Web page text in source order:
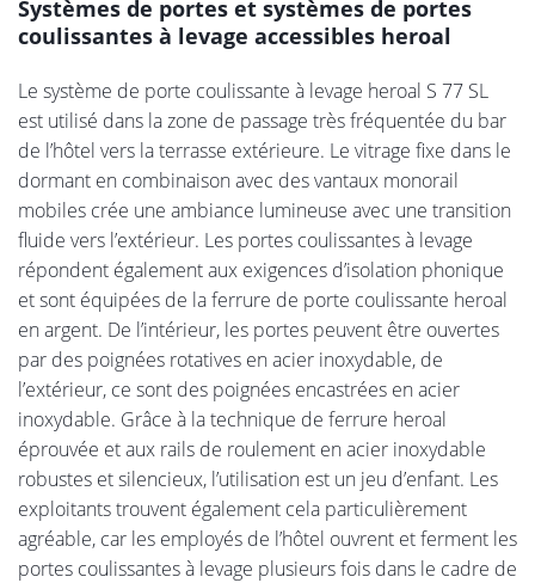
Systèmes de portes et systèmes de portes
coulissantes à levage accessibles heroal
Le système de porte coulissante à levage heroal S 77 SL
est utilisé dans la zone de passage très fréquentée du bar
de l’hôtel vers la terrasse extérieure. Le vitrage fixe dans le
dormant en combinaison avec des vantaux monorail
mobiles crée une ambiance lumineuse avec une transition
fluide vers l’extérieur. Les portes coulissantes à levage
répondent également aux exigences d’isolation phonique
et sont équipées de la ferrure de porte coulissante heroal
en argent. De l’intérieur, les portes peuvent être ouvertes
par des poignées rotatives en acier inoxydable, de
l’extérieur, ce sont des poignées encastrées en acier
inoxydable. Grâce à la technique de ferrure heroal
éprouvée et aux rails de roulement en acier inoxydable
robustes et silencieux, l’utilisation est un jeu d’enfant. Les
exploitants trouvent également cela particulièrement
agréable, car les employés de l’hôtel ouvrent et ferment les
portes coulissantes à levage plusieurs fois dans le cadre de